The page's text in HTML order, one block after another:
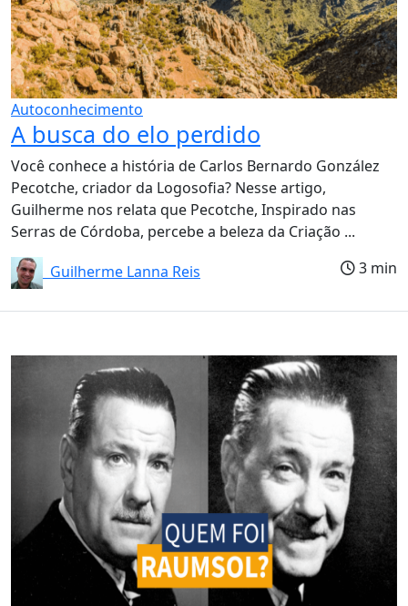
Autoconhecimento
A busca do elo perdido
Você conhece a história de Carlos Bernardo González
Pecotche, criador da Logosofia? Nesse artigo,
Guilherme nos relata que Pecotche, Inspirado nas
Serras de Córdoba, percebe a beleza da Criação ...
Guilherme Lanna Reis
3 min